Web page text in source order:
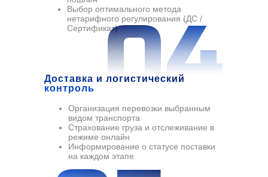
04
Выбор оптимального метода
нетарифного регулирования (ДС /
Сертификат)
Доставка и логистический
контроль
Организация перевозки выбранным
видом транспорта
Страхование груза и отслеживание в
режиме онлайн
Информирование о статусе поставки
на каждом этапе